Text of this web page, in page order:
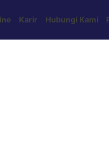
Karir Hubungi Kami